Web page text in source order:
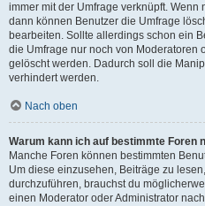
immer mit der Umfrage verknüpft.
dann können Benutzer die Umfrage
bearbeiten. Sollte allerdings schon ein
die Umfrage nur noch von Moderatoren
gelöscht werden. Dadurch soll die
verhindert werden.
Nach oben
Warum kann ich auf bestimmte Foren
Manche Foren können bestimmten
Um diese einzusehen, Beiträge zu
durchzuführen, brauchst du
einen Moderator oder Administrator